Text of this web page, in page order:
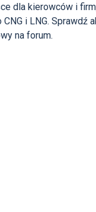
dla kierowców i
i LNG. Sprawdź
na forum.